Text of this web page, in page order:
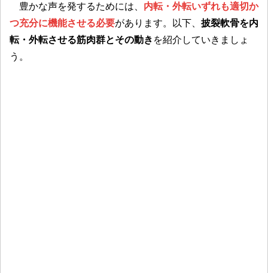
豊かな声を発するためには、 内転・外転いずれも適切か
つ充分に機能させる必要があります。以下、 披裂軟骨を内
転・外転させる筋肉群とその動き を紹介していきましょ
う。